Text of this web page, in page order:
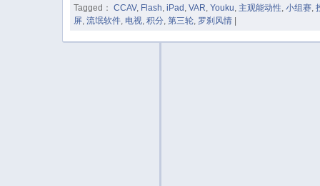
Tagged： CCAV, Flash ,iPad ,VAR ,Youku 主观能动性 ,小组赛 ,
屏 ,流氓软件 电视 ,积分 ,第三轮 罗刹风情 |